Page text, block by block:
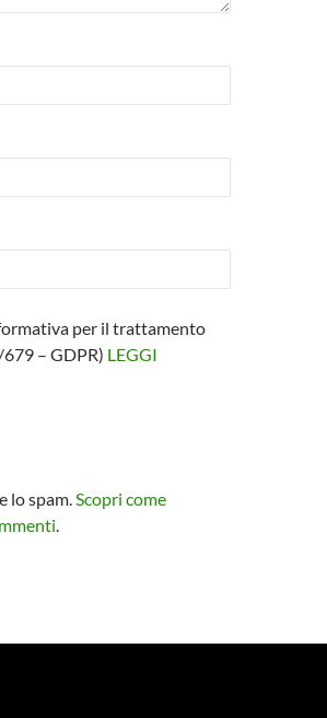
per il trattamento
– GDPR) LEGGI
lo spam.Scopri come
.